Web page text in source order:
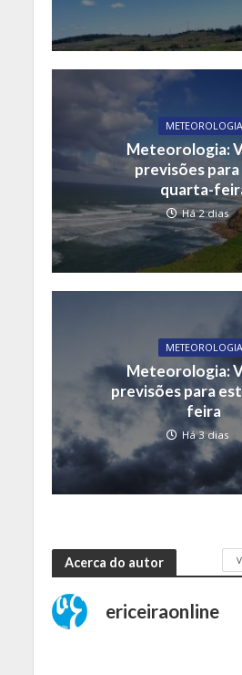
METEOROLOGIA
Meteorologia:
previsões
quarta-
Há 2 dias
METEOROLOGIA
Meteorologia:
previsões para
feira
Há 3 dias
Acerca do autor
ericeiraonline